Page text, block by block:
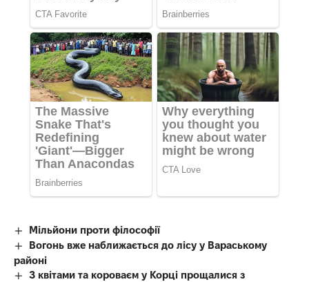
Мільйони проти філософії
Вогонь вже наближається до лісу у Вараському
районі
З квітами та короваєм у Корці прощалися з